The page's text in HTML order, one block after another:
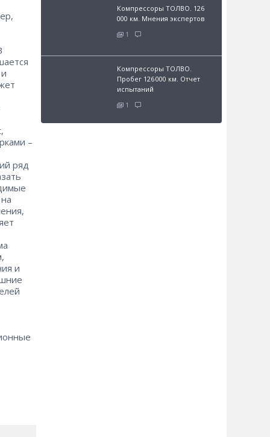
–
ряд
и
Компрессоры ТОЛВО. 126
000 км. Мнения экспертов
1
Компрессоры ТОЛВО.
Пробег 126 000 км. Отчет
испытаний
1